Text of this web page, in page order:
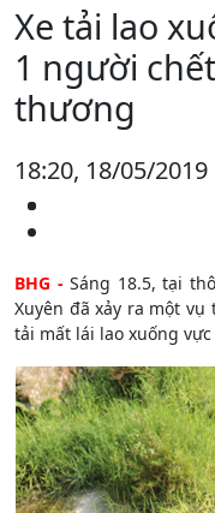
Xe tải lao
1 người
thương
18:20, 18/05/2019
BHG -Sáng 18.5, tại
Xuyên đã xảy ra một
tải mất lái lao xuống